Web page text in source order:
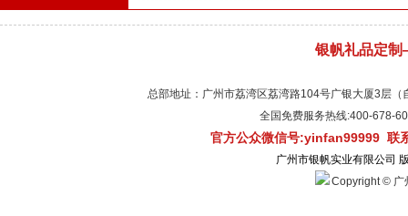
银帆礼品定
总部地址：广州市荔湾区荔湾路104号广银大厦3层
全国免费服务热线:400-
官方公众微信号:yinfan99999 联
广州市银帆实业有限公司
Copyright © 广